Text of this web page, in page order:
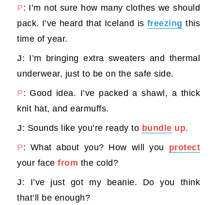
P: I’m not sure how many clothes we should
pack. I’ve heard that Iceland is freezing this
time of year.
J: I’m bringing extra sweaters and thermal
underwear, just to be on the safe side.
P: Good idea. I’ve packed a shawl, a thick
knit hat, and earmuffs.
J: Sounds like you’re ready to bundle up.
P: What about you? How will you protect
your face from the cold?
J: I’ve just got my beanie. Do you think
that’ll be enough?